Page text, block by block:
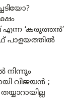
എന്ന ‘കരുത്തൻ’
പാളയത്തിൽ
നിന്നും
വിജയൻ ;